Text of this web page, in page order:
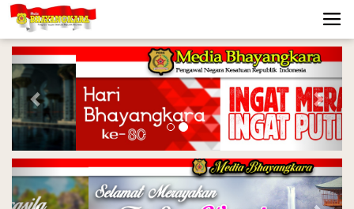
Previous Next
Previous Next